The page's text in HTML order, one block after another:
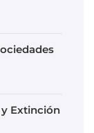
Extinción